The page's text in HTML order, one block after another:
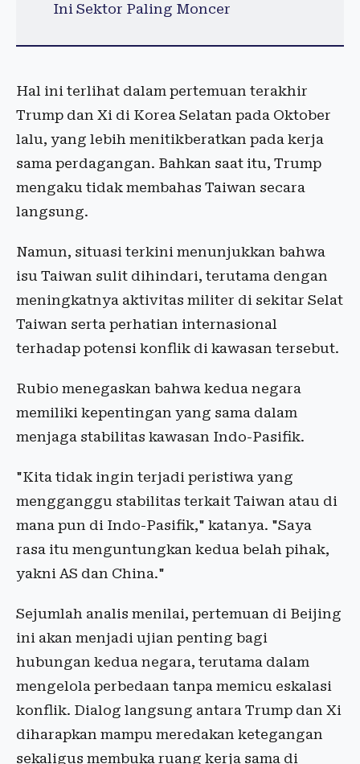
Ini Sektor Paling Moncer
Hal ini terlihat dalam pertemuan terakhir
Trump dan Xi di Korea Selatan pada Oktober
lalu, yang lebih menitikberatkan pada kerja
sama perdagangan. Bahkan saat itu, Trump
mengaku tidak membahas Taiwan secara
langsung.
Namun, situasi terkini menunjukkan bahwa
isu Taiwan sulit dihindari, terutama dengan
meningkatnya aktivitas militer di sekitar Selat
Taiwan serta perhatian internasional
terhadap potensi konflik di kawasan tersebut.
Rubio menegaskan bahwa kedua negara
memiliki kepentingan yang sama dalam
menjaga stabilitas kawasan Indo-Pasifik.
"Kita tidak ingin terjadi peristiwa yang
mengganggu stabilitas terkait Taiwan atau di
mana pun di Indo-Pasifik," katanya. "Saya
rasa itu menguntungkan kedua belah pihak,
yakni AS dan China."
Sejumlah analis menilai, pertemuan di Beijing
ini akan menjadi ujian penting bagi
hubungan kedua negara, terutama dalam
mengelola perbedaan tanpa memicu eskalasi
konflik. Dialog langsung antara Trump dan Xi
diharapkan mampu meredakan ketegangan
sekaligus membuka ruang kerja sama di